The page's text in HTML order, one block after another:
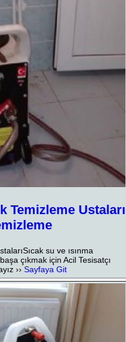
Temizleme Ustaları
su ve ısınma
çıkmak için Acil Tesisatçı
››Sayfaya Git